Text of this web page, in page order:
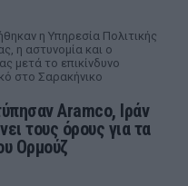
η Υπηρεσία Πολιτικής
η αστυνομία και ο
μετά το επικίνδυνο
στο Σαρακήνικο
Aramco, Ιράν
τους όρους για τα
Ορμούζ